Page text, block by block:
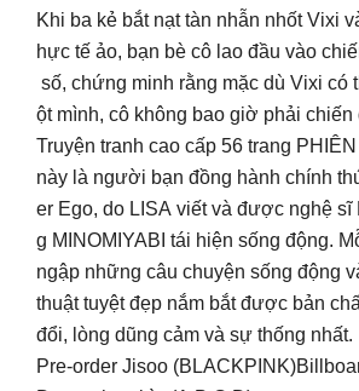
Khi ba kẻ bắt nạt tàn nhẫn nhốt Vixi
hực tế ảo, bạn bè cô lao đầu vào
số, chứng minh rằng mặc dù Vixi có
ột mình, cô không bao giờ phải chiến
Truyện tranh cao cấp 56 trang
này là người bạn đồng hành chính
er Ego, do LISA viết và được nghệ sĩ
g MINOMIYABI tái hiện sống động.
ngập những câu chuyện sống động
thuật tuyệt đẹp nắm bắt được bản
đổi, lòng dũng cảm và sự thống nhất.
Pre-order Jisoo